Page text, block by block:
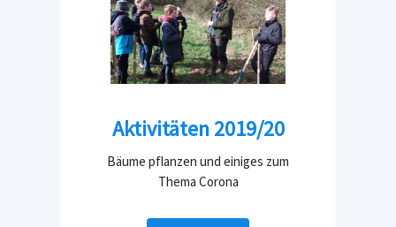
Aktivitäten 2019/20
Bäume pflanzen und einiges zum
Thema Corona